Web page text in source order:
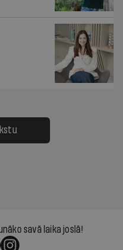
savā laika joslā!